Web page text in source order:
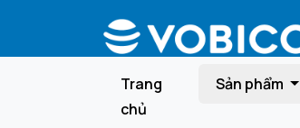
Trang
chủ
Sản phẩm